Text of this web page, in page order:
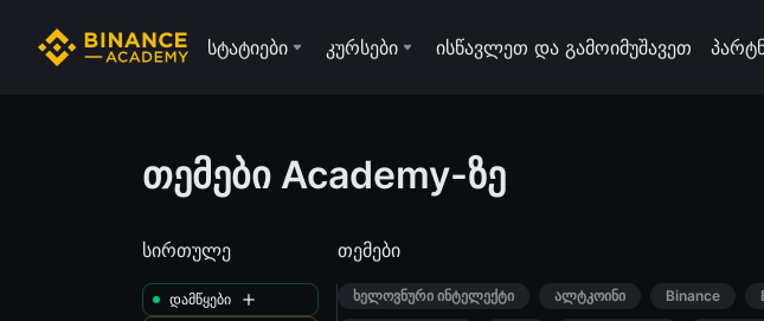
სტატიები კურსები ისწავლეთ და გამოიმუშავეთ
თემები Academy-ზე
სირთულე
დამწყები
თემები
ხელოვნური ინტელექტი ალტკოინი Binance